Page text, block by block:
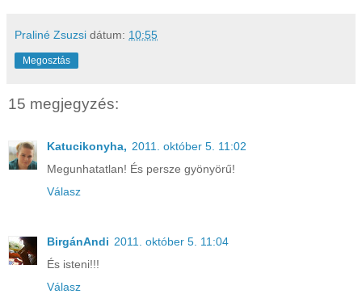
Praliné Zsuzsi dátum: 10:55
Megosztás
15 megjegyzés:
Katucikonyha, 2011. október 5. 11:02
Megunhatatlan! És persze gyönyörű!
Válasz
BirgánAndi 2011. október 5. 11:04
És isteni!!!
Válasz